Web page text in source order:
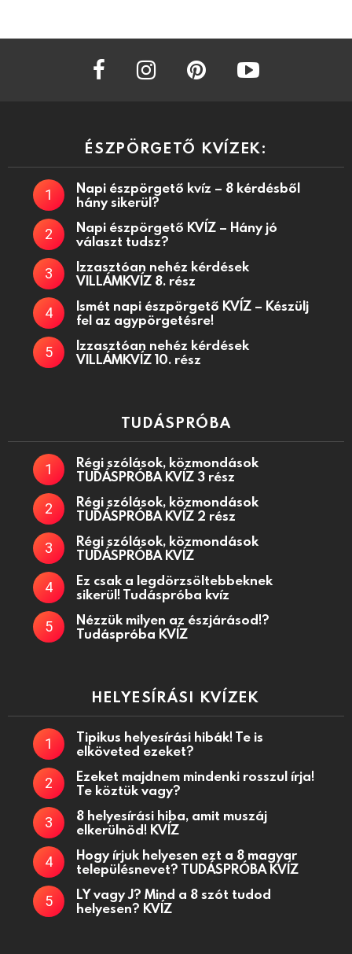
facebook instagram
ÉSZPÖRGETŐ KVÍZEK:
Napi észpörgető kvíz – 8 kérdésből
hány sikerül?
Napi észpörgető KVÍZ – Hány jó
választ tudsz?
Izzasztóan nehéz kérdések
VILLÁMKVÍZ 8. rész
Ismét napi észpörgető KVÍZ – Készülj
fel az agypörgetésre!
Izzasztóan nehéz kérdések
VILLÁMKVÍZ 10. rész
TUDÁSPRÓBA
Régi szólások, közmondások
TUDÁSPRÓBA KVÍZ 3 rész
Régi szólások, közmondások
TUDÁSPRÓBA KVÍZ 2 rész
Régi szólások, közmondások
TUDÁSPRÓBA KVÍZ
Ez csak a legdörzsöltebbeknek
sikerül! Tudáspróba kvíz
Nézzük milyen az észjárásod!?
Tudáspróba KVÍZ
HELYESÍRÁSI KVÍZEK
Tipikus helyesírási hibák! Te is
elköveted ezeket?
Ezeket majdnem mindenki rosszul írja!
Te köztük vagy?
8 helyesírási hiba, amit muszáj
elkerülnöd! KVÍZ
Hogy írjuk helyesen ezt a 8 magyar
településnevet? TUDÁSPRÓBA KVÍZ
LY vagy J? Mind a 8 szót tudod
helyesen? KVÍZ